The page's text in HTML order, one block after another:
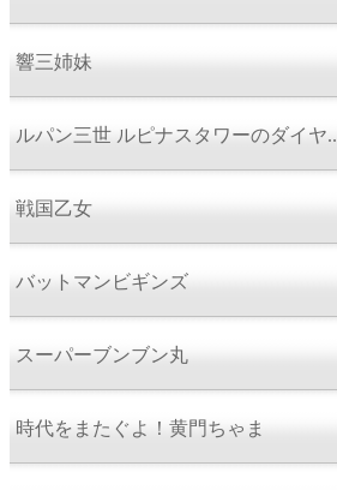
響三姉妹
ルパン三世 ルピナスタワーのダイヤ..
戦国乙女
バットマンビギンズ
スーパーブンブン丸
時代をまたぐよ！黄門ちゃま